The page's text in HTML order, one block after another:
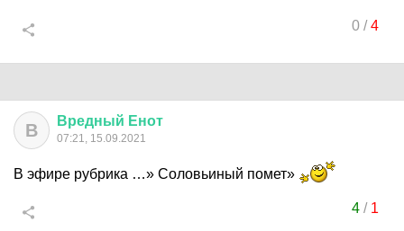
0/4
В Вредный Енот
07:21, 15.09.2021
В эфире рубрика …» Соловьиный помет»
4/ 1